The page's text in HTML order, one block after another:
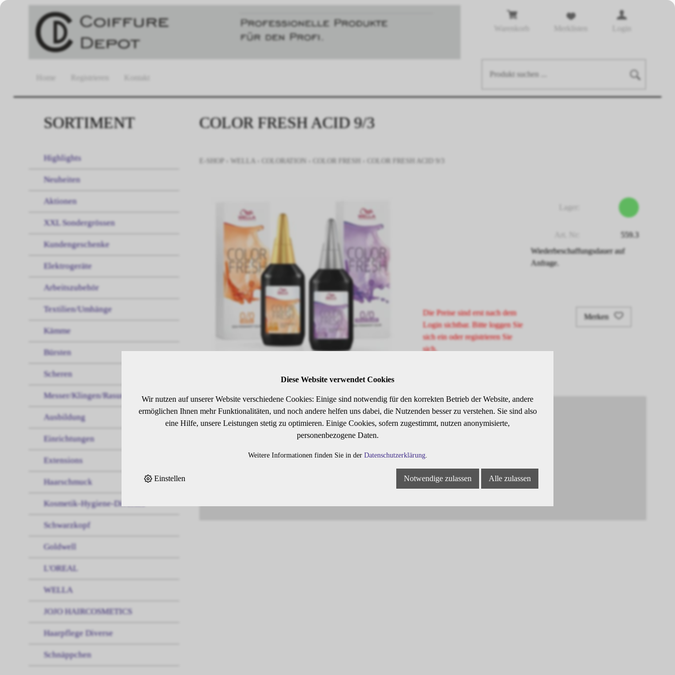
SORTIMENT
Highlights
Neuheiten
Aktionen
XXL Sondergrössen
Kundengeschenke
Elektrogeräte
Arbeitszubehör
Textilien/Umhänge
Kämme
Bürsten
Scheren
Messer/Klingen/Rasur
Ausbildung
Einrichtungen
Extensions
Haarschmuck
Kosmetik-Hygiene-Diverses
Schwarzkopf
Goldwell
L'OREAL
WELLA
JOJO HAIRCOSMETICS
Haarpflege Diverse
Schnäppchen
COLOR FRESH ACID 9/3
E-SHOP WELLA COLORATION COLOR FRESH COLOR FRESH ACID 9/3
559.3
Wiederbeschaffungsdauer auf
Anfrage.
Die Preise sind erst nach dem
Login sichtbar. Bitte loggen Sie
sich ein oder registrieren Sie
sich.
Merken
BESCHREIBUNG
Lichtblond Gold
Diese Website verwendet Cookies
Wir nutzen auf unserer Website verschiedene Cookies: Einige sind notwendig für den korrekten Betrieb der Website, andere
ermöglichen Ihnen mehr Funktionalitäten, und noch andere helfen uns dabei, die Nutzenden besser zu verstehen. Sie sind also
eine Hilfe, unsere Leistungen stetig zu optimieren. Einige Cookies, sofern zugestimmt, nutzen anonymisierte,
personenbezogene Daten.
Weitere Informationen finden Sie in der Datenschutzerklärung.
Einstellen Notwendige zulassen Alle zulassen